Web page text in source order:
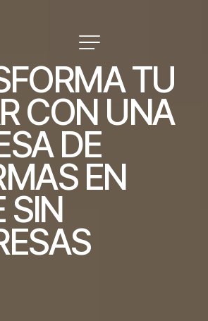
FORMATU
RCON UNA
SA DE
MAS EN
SIN
ESAS